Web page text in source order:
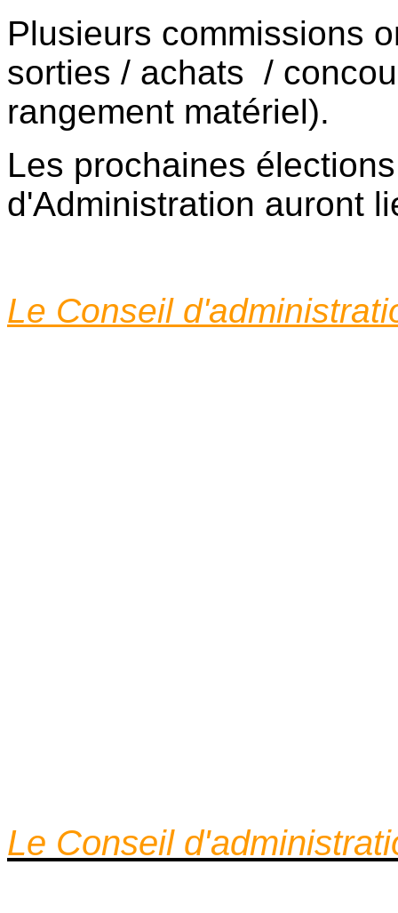
Plusieurs commissions
sorties / achats /
rangement matériel).
Les prochaines
d'Administration auront
Le Conseil
Le Conseil